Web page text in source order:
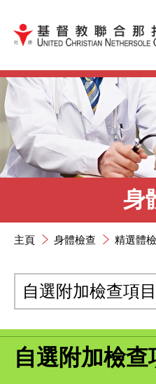
跳到內容（按輸
身
主頁 身體檢查 精選體
自選附加檢查項目
自選附加檢查